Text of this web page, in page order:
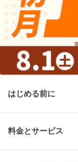
はじめる前に
料金とサービス